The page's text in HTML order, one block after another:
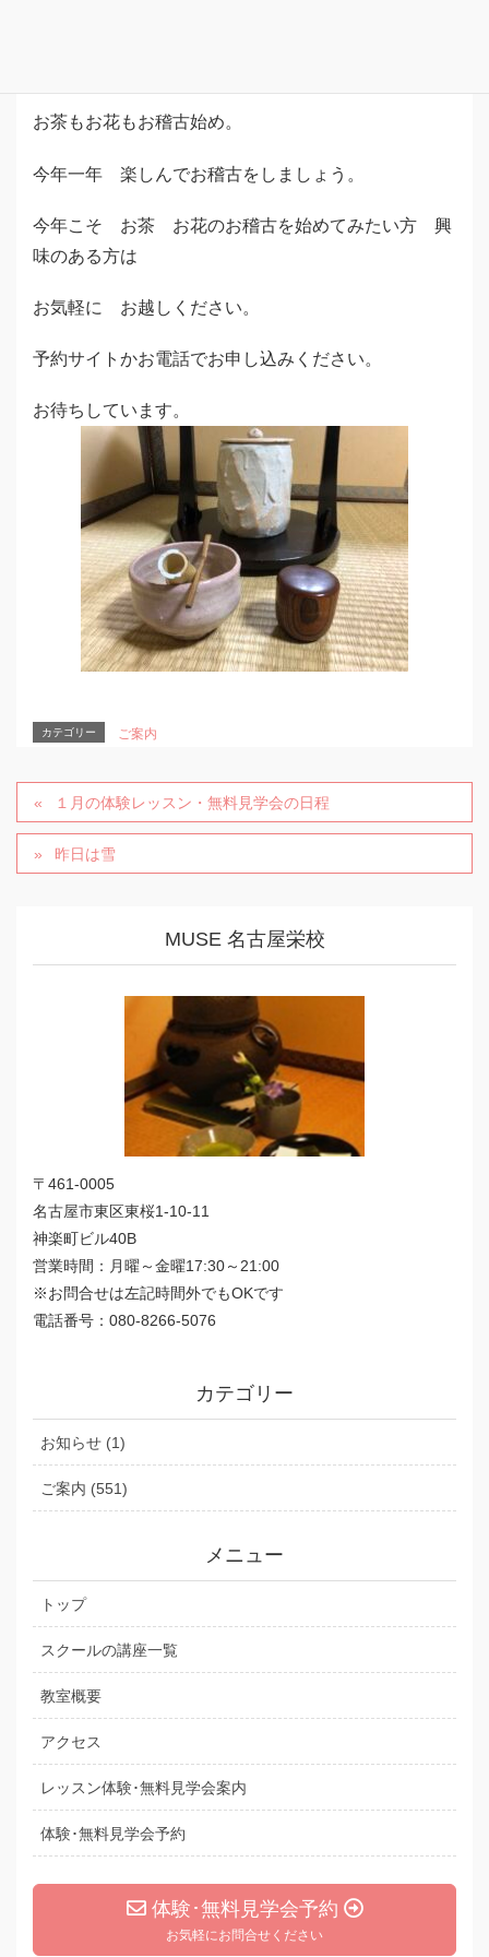
お茶もお花もお稽古始め。
今年一年 楽しんでお稽古をしましょう。
今年こそ お茶 お花のお稽古を始めてみたい方 興
味のある方は
お気軽に お越しください。
予約サイトかお電話でお申し込みください。
お待ちしています。
カテゴリー ご案内
１月の体験レッスン・無料見学会の日程
昨日は雪
MUSE 名古屋栄校
〒461-0005
名古屋市東区東桜1-10-11
神楽町ビル40B
営業時間：月曜～金曜17:30～21:00
※お問合せは左記時間外でもOKです
電話番号：080-8266-5076
カテゴリー
お知らせ (1)
ご案内 (551)
メニュー
トップ
スクールの講座一覧
教室概要
アクセス
レッスン体験･無料見学会案内
体験･無料見学会予約
体験･無料見学会予約
お気軽にお問合せください